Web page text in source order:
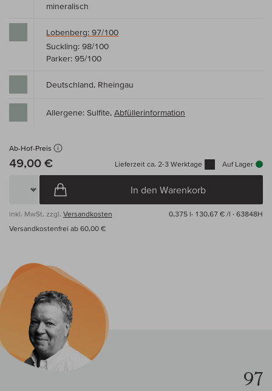
mineralisch
Lobenberg: 97/100
Suckling: 98/100
Parker: 95/100
Deutschland, Rheingau
Allergene: Sulfite, Abfüllerinformation
Ab-Hof-Preis
49,00 € Lieferzeit ca. 2-3 Werktage Auf Lager
In den Warenkorb
inkl. MwSt, zzgl. Versandkosten 0,375 l· 130,67 € /l · 63848H
Versandkostenfrei ab 60,00 €
97